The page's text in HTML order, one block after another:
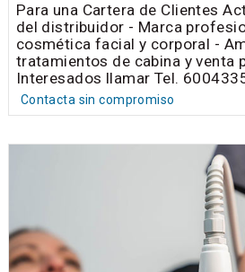
Para una Cartera de Clientes
del distribuidor - Marca
cosmética facial y corporal -
tratamientos de cabina y venta
Interesados llamar Tel.
Contacta sin compromiso